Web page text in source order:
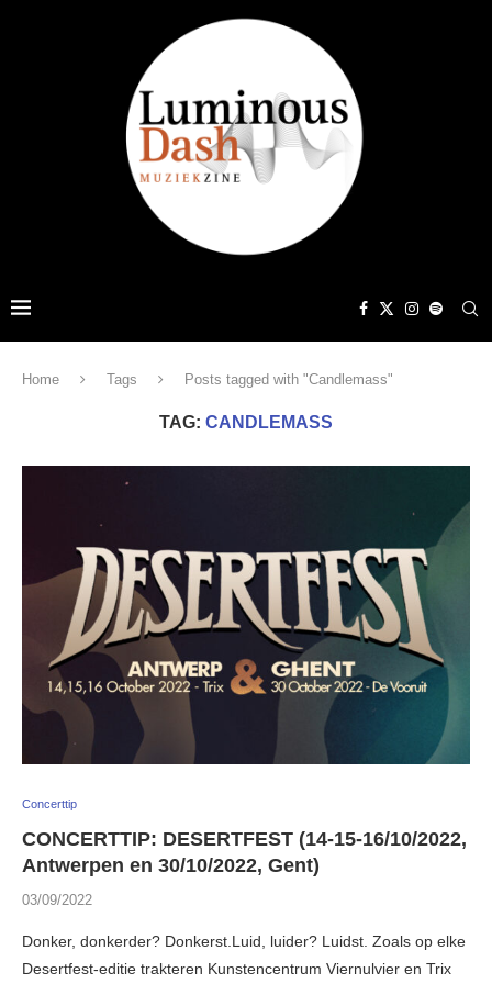
Home Tags Posts tagged with "Candlemass"
TAG: CANDLEMASS
Concerttip
CONCERTTIP: DESERTFEST (14-15-16/10/2022,
Antwerpen en 30/10/2022, Gent)
03/09/2022
Donker, donkerder? Donkerst.Luid, luider? Luidst. Zoals op elke
Desertfest-editie trakteren Kunstencentrum Viernulvier en Trix